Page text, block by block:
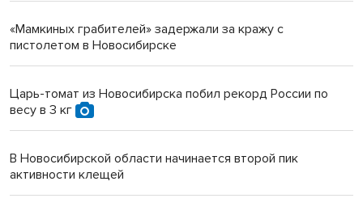
«Мамкиных грабителей» задержали за кражу с
пистолетом в Новосибирске
Царь-томат из Новосибирска побил рекорд России по
весу в 3 кг
В Новосибирской области начинается второй пик
активности клещей